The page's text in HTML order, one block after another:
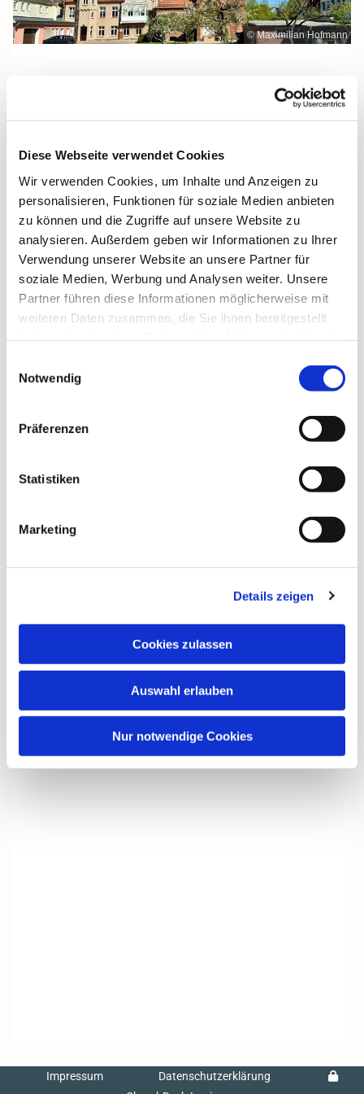
Diese Webseite verwendet Cookies
Wir verwenden Cookies, um Inhalte und Anzeigen zu
personalisieren, Funktionen für soziale Medien anbieten
zu können und die Zugriffe auf unsere Website zu
analysieren. Außerdem geben wir Informationen zu Ihrer
Verwendung unserer Website an unsere Partner für
soziale Medien, Werbung und Analysen weiter. Unsere
Partner führen diese Informationen möglicherweise mit
weiteren Daten zusammen, die Sie ihnen bereitgestellt
Notwendig
Präferenzen
Statistiken
Marketing
Details zeigen
Cookies zulassen
Auswahl erlauben
Nur notwendige Cookies
© Maximilian Hofmann
Freitag, 7. Mai 2027, 09:30 Uhr
Maria Rosenkranzkönigin, Demmin,
Reiferstraße 2A, 17109 Demmin
Dies könnte Sie auch
interessieren
Impressum
Datenschutzerklärung